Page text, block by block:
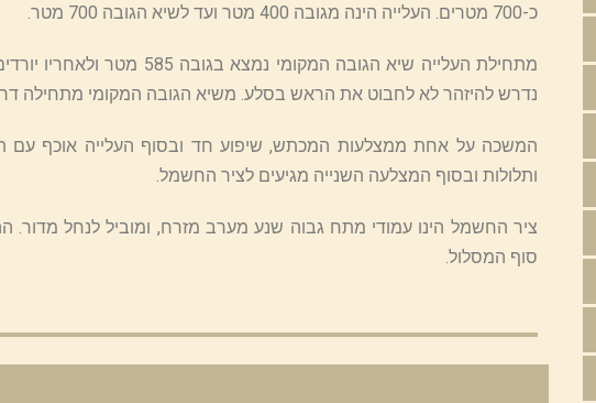
כ-700 מטרים. העלייה הינה מגובה 400 מטר ועד לשיא הגובה 700 מטר.
מתחילת העלייה שיא הגובה
נדרש להיזהר לא לחבוט את הראש בסלע. משיא הגובה המקומי מתחילה דרך
המשכה על אחת ממצלעות המכתש, שיפוע חד ובסוף העלייה אוכף עם
ותלולות ובסוף המצלעה השנייה מגיעים לציר החשמל.
סוף המסלול.